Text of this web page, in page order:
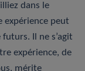
dans le
expérience peut
Il ne s’agit
expérience, de
mérite